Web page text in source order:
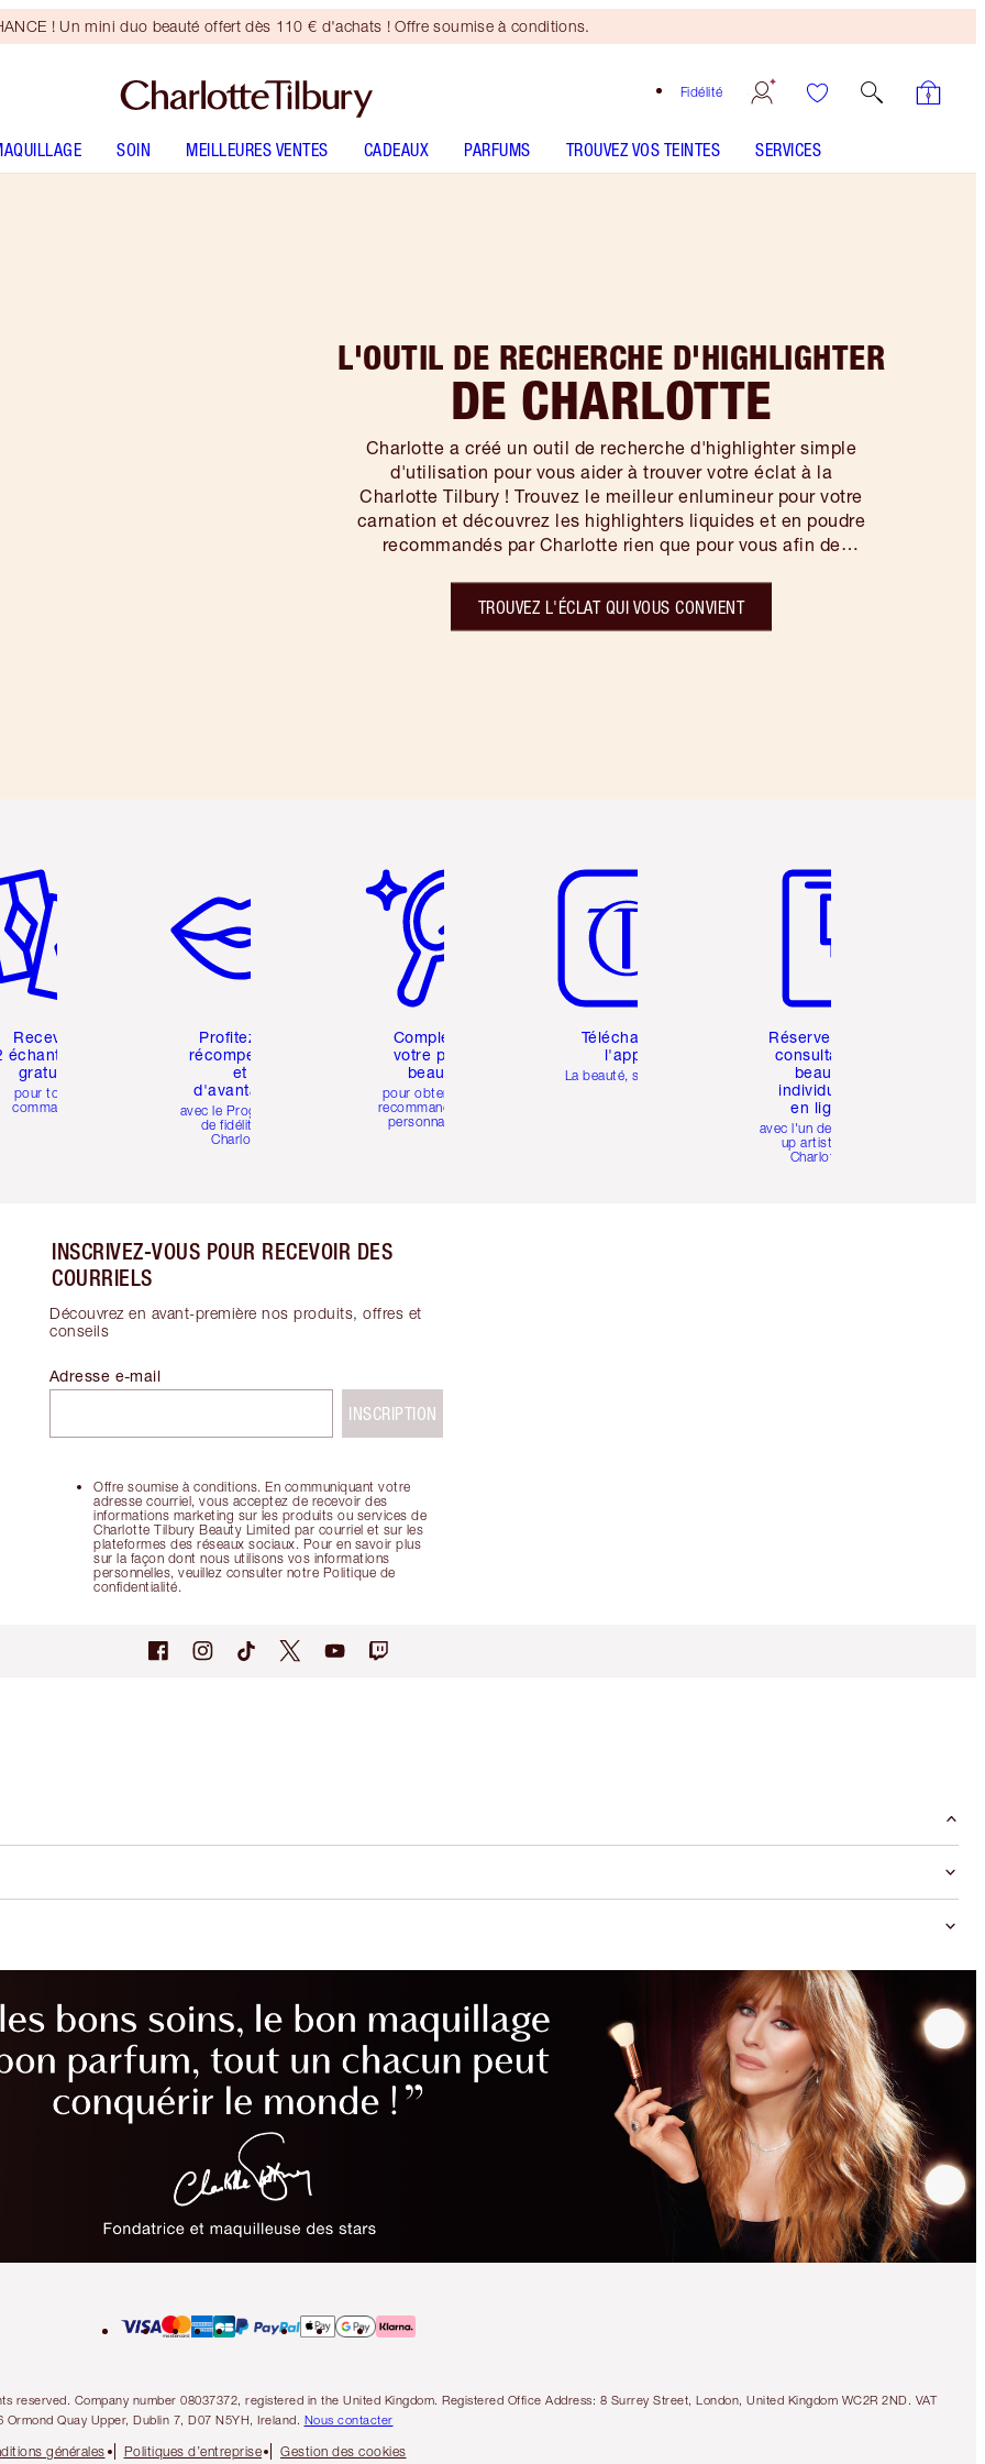
! Un mini duo beauté offert dès 110 € d'achats ! Offre soumise à conditions.
Fidélité
SOIN MEILLEURES VENTES CADEAUX PARFUMS TROUVEZ VOS TEINTES SERVICES
L'OUTIL DE RECHERCHE D'HIGHLIGHTER
DE CHARLOTTE
Charlotte a créé un outil de recherche d'highlighter simple
d'utilisation pour vous aider à trouver votre éclat à la
Charlotte Tilbury ! Trouvez le meilleur enlumineur pour votre
carnation et découvrez les highlighters liquides et en poudre
recommandés par Charlotte rien que pour vous afin de
TROUVEZ L'ÉCLAT QUI VOUS CONVIENT
Recevez
échantillons
gratuits
pour toute
commande
Profitez de
récompenses
et
d'avantages
avec le Programme
de fidélité de
Charlotte
Complétez
votre profil
beauté
pour obtenir des
recommandations
personnalisées
Téléchargez
l'appli
La beauté, simplifiée
Réservez une
consultation
beauté
individuelle
en ligne
avec l'un des make-
up artists de
Charlotte.
INSCRIVEZ-VOUS POUR RECEVOIR DES
COURRIELS
Découvrez en avant-première nos produits, offres et
conseils
Offre soumise à conditions. En communiquant votre
adresse courriel, vous acceptez de recevoir des
informations marketing sur les produits ou services de
Charlotte Tilbury Beauty Limited par courriel et sur les
plateformes des réseaux sociaux. Pour en savoir plus
sur la façon dont nous utilisons vos informations
personnelles, veuillez consulter notre Politique de
confidentialité.
Adresse e-mail
INSCRIPTION
Company number 08037372, registered in the United Kingdom. Registered Office Address: 8 Surrey Street, London, United Kingdom WC2R 2ND. VAT
Quay Upper, Dublin 7, D07 N5YH, Ireland.
Nous contacter
générales Politiques d’entreprise Gestion des cookies